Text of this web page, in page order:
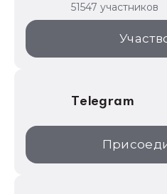
1С:Торговая площадка
51547 участников
Telegram